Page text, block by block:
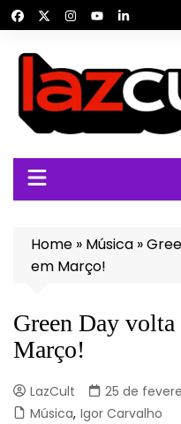
para
conteúdo
Home » Música »
em Março!
Green Day volta
Março!
LazCult
25 de
Música, Igor Carvalho